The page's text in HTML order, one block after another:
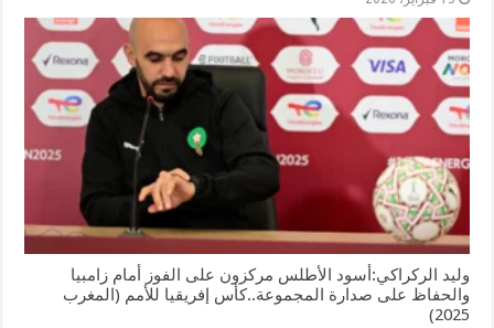
وليد الركراكي:أسود الأطلس مركزون على الفوز أمام زامبيا
والحفاظ على صدارة المجموعة..كأس إفريقيا للأمم (المغرب
2025)